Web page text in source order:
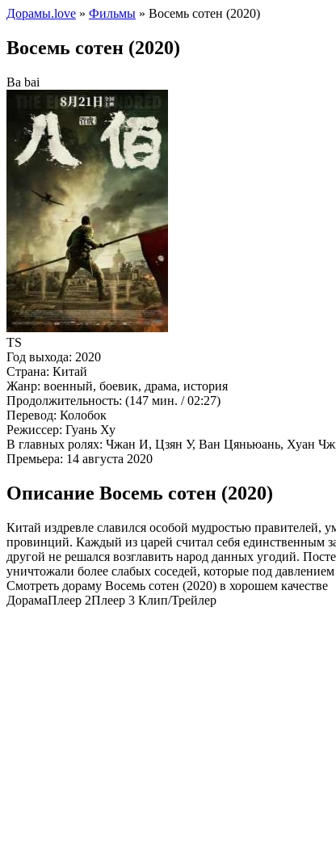
Дорамы.love » Фильмы » Восемь сотен (2020)
Восемь сотен (2020)
Ba bai
TS
Год выхода: 2020
Страна: Китай
Жанр: военный, боевик, драма, история
Продолжительность: (147 мин. / 02:27)
Перевод: Колобок
Режиссер: Гуань Ху
В главных ролях: Чжан И, Цзян У, Ван Цяньюань, Хуан
Премьера: 14 августа 2020
Описание Восемь сотен (2020)
Китай издревле славился особой мудростью
провинций. Каждый из царей считал себя единственным
другой не решался возглавить народ данных угодий.
уничтожали более слабых соседей, которые под
Смотреть дораму Восемь сотен (2020) в хорошем качестве
ДорамаПлеер 2Плеер 3 Клип/Трейлер